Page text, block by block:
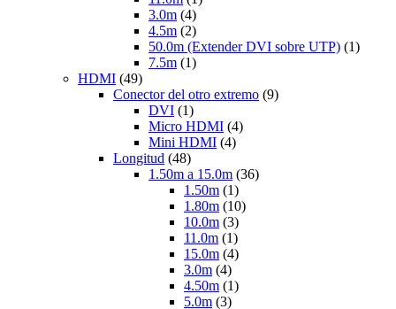
3.0m (4)
4.5m (2)
50.0m (Extender DVI sobre UTP) (1)
7.5m (1)
HDMI (49)
Conector del otro extremo (9)
DVI (1)
Micro HDMI (4)
Mini HDMI (4)
Longitud (48)
1.50m a 15.0m (36)
1.50m (1)
1.80m (10)
10.0m (3)
11.0m (1)
15.0m (4)
3.0m (4)
4.50m (1)
5.0m (3)